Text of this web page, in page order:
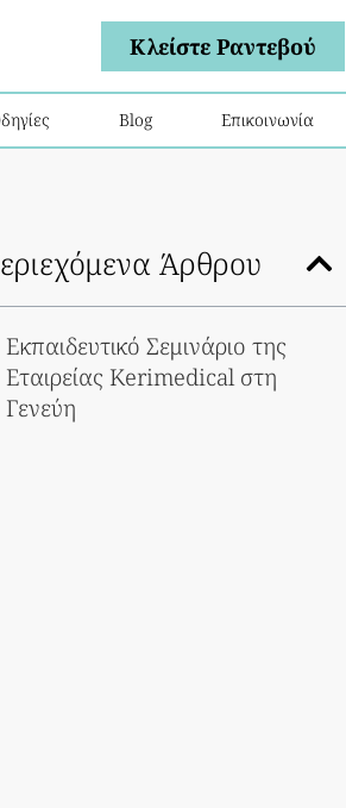
Κλείστε Ραντεβού
Blog Επικοινωνία
Άρθρου
Εκπαιδευτικό Σεμινάριο της
Εταιρείας Kerimedical στη
Γενεύη